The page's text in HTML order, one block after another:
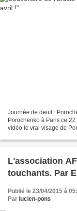
Journée de deuil :
Porochenko à Paris ce
vidéo le vrai visage de
L'association
Publié le 23/04/2015 à
Par lucien-pons